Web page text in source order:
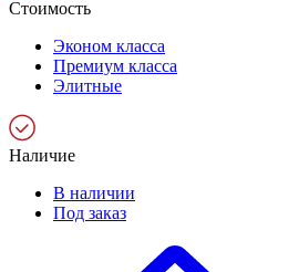
Стоимость
Эконом класса
Премиум класса
Элитные
Наличие
В наличии
Под заказ